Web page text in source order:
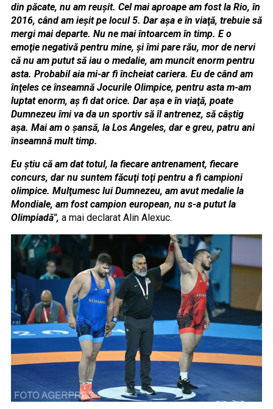
din păcate, nu am reuşit. Cel mai aproape am fost la Rio, în
2016, când am ieşit pe locul 5. Dar aşa e în viaţă, trebuie să
mergi mai departe. Nu ne mai întoarcem în timp. E o
emoţie negativă pentru mine, şi îmi pare rău, mor de nervi
că nu am putut să iau o medalie, am muncit enorm pentru
asta. Probabil aia mi-ar fi încheiat cariera. Eu de când am
înţeles ce înseamnă Jocurile Olimpice, pentru asta m-am
luptat enorm, aş fi dat orice. Dar aşa e în viaţă, poate
Dumnezeu îmi va da un sportiv să îl antrenez, să câştig
aşa. Mai am o şansă, la Los Angeles, dar e greu, patru ani
înseamnă mult timp.
Eu ştiu că am dat totul, la fiecare antrenament, fiecare
concurs, dar nu suntem făcuţi toţi pentru a fi campioni
olimpice. Mulţumesc lui Dumnezeu, am avut medalie la
Mondiale, am fost campion european, nu s-a putut la
Olimpiadă", a mai declarat Alin Alexuc.